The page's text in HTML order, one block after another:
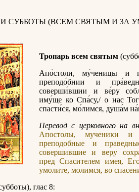
СУББОТЫ (ВСЕМ СВЯТЫМ И ЗА
Тропарь всем святым
Апо́столи, му́ченицы и
преподо́бнии и
соверши́вшии и ве́ру
иму́ще ко Спа́су,/ о нас
спасти́ся, мо́лимся, душа́м
Перевод с церковного на
Апостолы, мученики и
преподобные и
совершившие и веру
пред Спасителем имея,
умолите, молимся, во
глас 8: